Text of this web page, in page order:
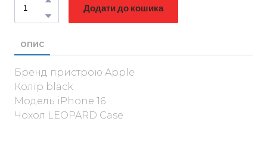
Додати до кошика
ОПИС
Бренд пристрою Apple
Колір black
Модель iPhone 16
Чохол LEOPARD Case